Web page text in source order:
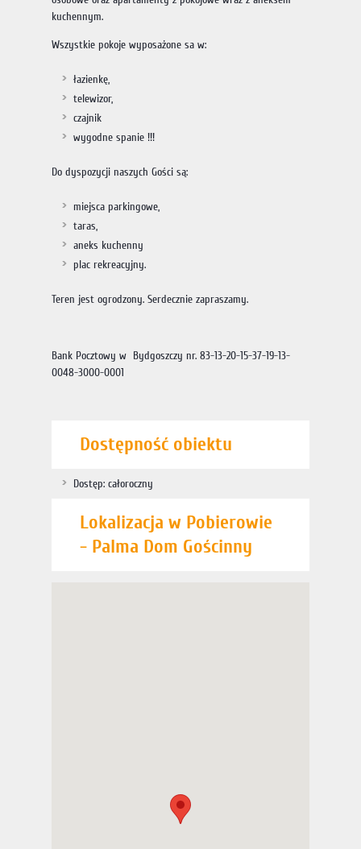
kuchennym.
Wszystkie pokoje wyposażone sa w:
łazienkę,
telewizor,
czajnik
wygodne spanie !!!
Do dyspozycji naszych Gości są:
miejsca parkingowe,
taras,
aneks kuchenny
plac rekreacyjny.
Teren jest ogrodzony. Serdecznie zapraszamy.
Bank Pocztowy w Bydgoszczy nr. 83-13-20-15-37-19-13-
0048-3000-0001
Dostępność obiektu
Dostęp: całoroczny
Lokalizacja w Pobierowie
- Palma Dom Gościnny